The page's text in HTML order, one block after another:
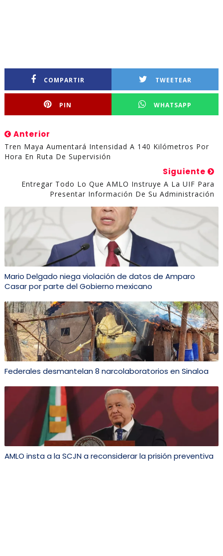
COMPARTIR TWEETEAR
PIN WHATSAPP
Anterior
Tren Maya Aumentará Intensidad A 140 Kilómetros Por
Hora En Ruta De Supervisión
Siguiente
Entregar Todo Lo Que AMLO Instruye A La UIF Para
Presentar Información De Su Administración
Mario Delgado niega violación de datos de Amparo
Casar por parte del Gobierno mexicano
Federales desmantelan 8 narcolaboratorios en Sinaloa
AMLO insta a la SCJN a reconsiderar la prisión preventiva